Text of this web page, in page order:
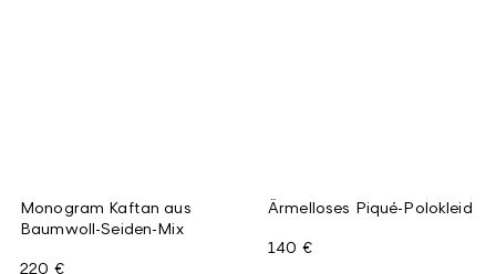
Monogram Kaftan aus
Baumwoll-Seiden-Mix
220 €
Ärmelloses Piqué-Polokleid
140 €